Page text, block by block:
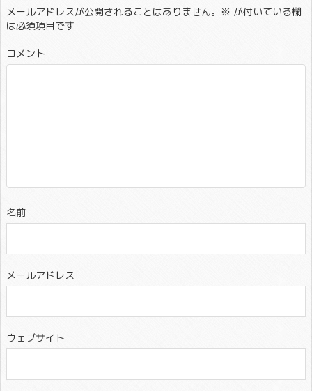
メールアドレスが公開されることはありません。 ※ が付いている欄
は必須項目です
コメント
名前
メールアドレス
ウェブサイト